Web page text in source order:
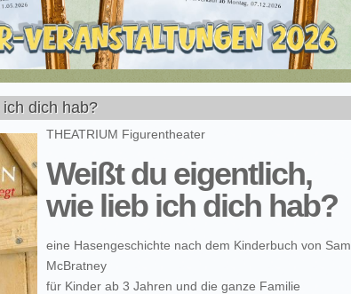
dich hab?
THEATRIUM Figurentheater
Weißt du eigentlich,
wie lieb ich dich hab?
eine Hasengeschichte nach dem Kinderbuch von Sam
McBratney
für Kinder ab 3 Jahren und die ganze Familie